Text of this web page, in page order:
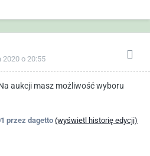
2020 o 20:55
aukcji masz możliwość wyboru
przez dagetto (wyświetl historię edycji)